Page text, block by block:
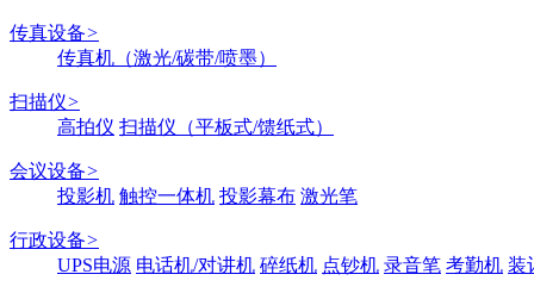
传真设备>
传真机（激光/碳带/喷墨）
扫描仪>
高拍仪 扫描仪（平板式/馈纸式）
会议设备>
投影机 触控一体机 投影幕布 激光笔
行政设备>
UPS电源 电话机/对讲机 碎纸机 点钞机 录音笔 考勤机 装